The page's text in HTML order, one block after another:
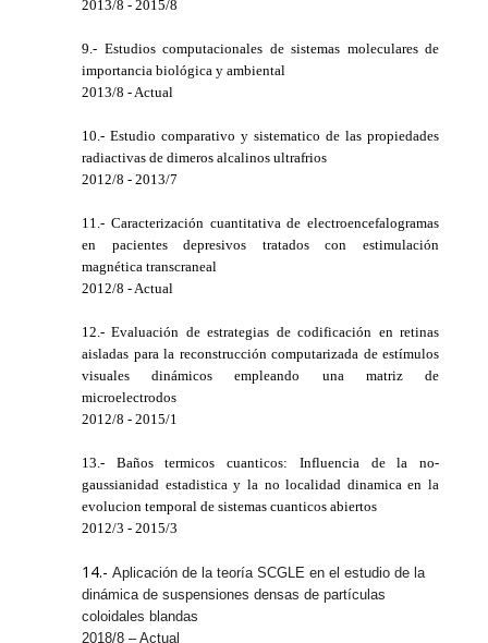
2013/8 - 2015/8
9.- Estudios computacionales de sistemas moleculares de
importancia biológica y ambiental
2013/8 - Actual
10.- Estudio comparativo y sistematico de las propiedades
radiactivas de dimeros alcalinos ultrafrios
2012/8 - 2013/7
11.- Caracterización cuantitativa de electroencefalogramas
en pacientes depresivos tratados con estimulación
magnética transcraneal
2012/8 - Actual
12.- Evaluación de estrategias de codificación en retinas
aisladas para la reconstrucción computarizada de estímulos
visuales dinámicos empleando una matriz de
microelectrodos
2012/8 - 2015/1
13.- Baños termicos cuanticos: Influencia de la no-
gaussianidad estadistica y la no localidad dinamica en la
evolucion temporal de sistemas cuanticos abiertos
2012/3 - 2015/3
14.- Aplicación de la teoría SCGLE en el estudio de la
dinámica de suspensiones densas de partículas
coloidales blandas
2018/8 – Actual